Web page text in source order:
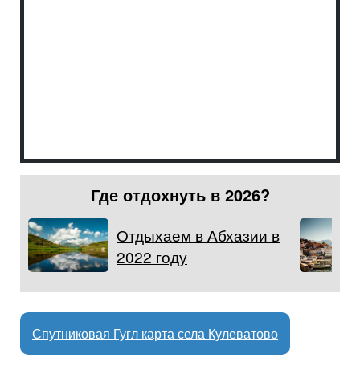
Где отдохнуть в 2026?
Отдыхаем в Абхазии в
2022 году
Спутниковая Гугл карта села Кулеватово